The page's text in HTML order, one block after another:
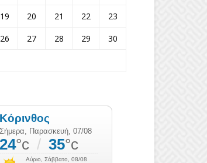
19 20 21 22
23
26 27 28 29
30